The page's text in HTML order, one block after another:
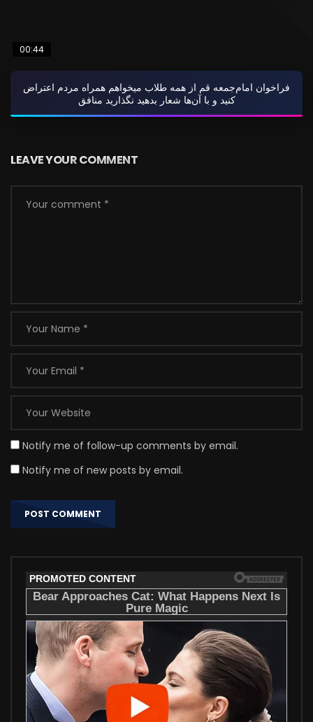
00:44
فراخوان امام‌جمعه قم از همه طلاب میخواهم همراه مردم اعتراض
کنید و با آن‌ها شعار بدهید نگذارید منافق
LEAVE YOUR COMMENT
Notify me of follow-up comments by email.
Notify me of new posts by email.